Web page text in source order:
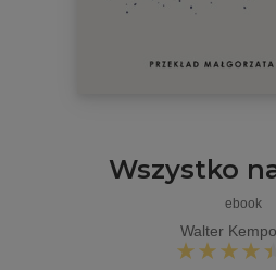
Wszystko
ebook
Walter